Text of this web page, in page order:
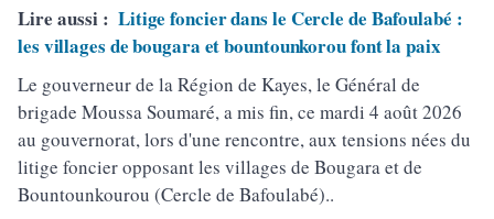
Lire aussi : Litige foncier dans le Cercle de Bafoulabé :
les villages de bougara et bountounkorou font la paix
Le gouverneur de la Région de Kayes, le Général de
brigade Moussa Soumaré, a mis fin, ce mardi 4 août 2026
au gouvernorat, lors d'une rencontre, aux tensions nées du
litige foncier opposant les villages de Bougara et de
Bountounkourou (Cercle de Bafoulabé)..